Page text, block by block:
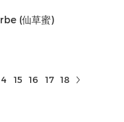
(仙草蜜)
15 16 17 18